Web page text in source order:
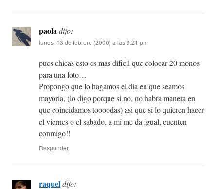
paoladijo:
lunes, 13 de febrero (2006) a las 9:21 pm
pues chicas esto es mas dificil que colocar 20 monos
para una foto…
Propongo que lo hagamos el dia en que seamos
mayoria, (lo digo porque si no, no habra manera en
que coincidamos toooodas) asi que si lo quieren hacer
el viernes o el sabado, a mi me da igual, cuenten
conmigo!!
Responder
raqueldijo: